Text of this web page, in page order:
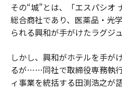
その“城”とは、「エスパシオ
総合商社であり、医薬品・光
られる興和が手がけたラグジ
しかし、興和がホテルを手が
るが……同社で取締役専務執
ィ事業を統括する田渕浩之が語